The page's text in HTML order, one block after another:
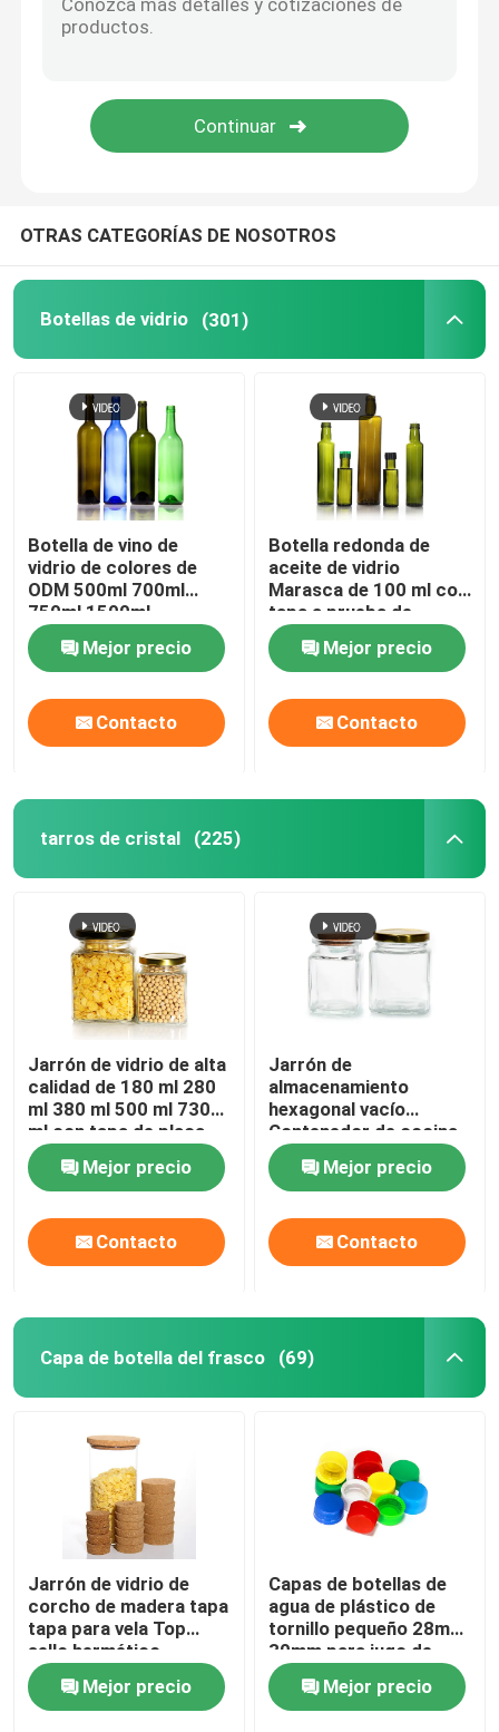
OTRAS CATEGORÍAS DE NOSOTROS
Botellas de vidrio (301)
Botella de vino de
vidrio de colores de
ODM 500ml 700ml
750ml 1500ml
Mejor precio
Contacto
Botella redonda de
aceite de vidrio
Marasca de 100 ml con
tapa a prueba de
alteraciones
Mejor precio
Contacto
tarros de cristal (225)
Jarrón de vidrio de alta
calidad de 180 ml 280
ml 380 ml 500 ml 730
ml con tapa de placa
de estaño
Mejor precio
Contacto
Jarrón de
almacenamiento
hexagonal vacío
Contenedor de cocina
de vidrio con tapas
metálicasMejor precio
Contacto
Capa de botella del frasco (69)
Jarrón de vidrio de
corcho de madera tapa
tapa para vela Top
sello hermético
Mejor precio
Capas de botellas de
agua de plástico de
tornillo pequeño 28mm
30mm para jugo de
bebida
Mejor precio